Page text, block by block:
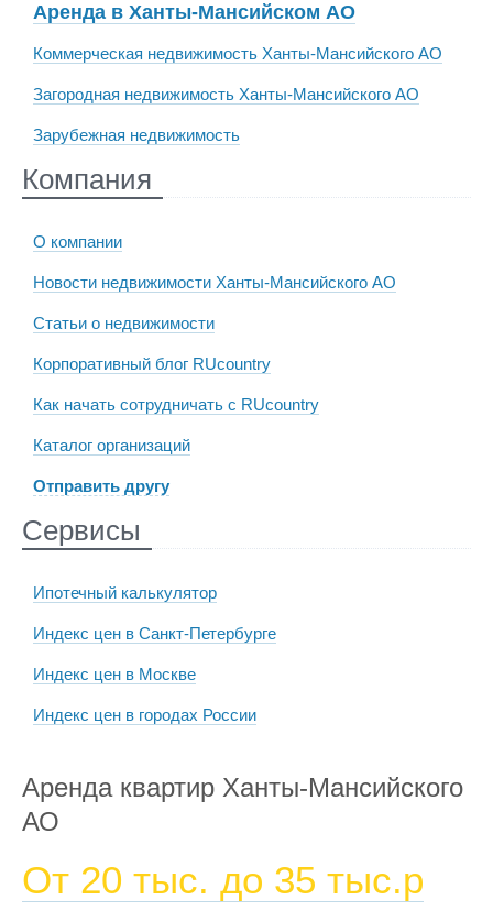
Аренда в Ханты-Мансийском АО
Коммерческая недвижимость Ханты-Мансийского АО
Загородная недвижимость Ханты-Мансийского АО
Зарубежная недвижимость
Компания
О компании
Новости недвижимости Ханты-Мансийского АО
Статьи о недвижимости
Корпоративный блог RUcountry
Как начать сотрудничать с RUcountry
Каталог организаций
Отправить другу
Сервисы
Ипотечный калькулятор
Индекс цен в Санкт-Петербурге
Индекс цен в Москве
Индекс цен в городах России
Аренда квартир Ханты-Мансийского
АО
От 20 тыс. до 35 тыс.р